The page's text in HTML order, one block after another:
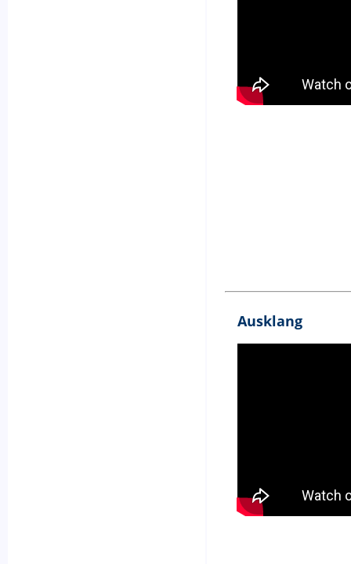
Ausklang